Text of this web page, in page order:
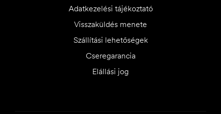
Adatkezelési tájékoztató
Visszaküldés menete
Szállítási lehetőségek
Cseregarancia
Elállási jog